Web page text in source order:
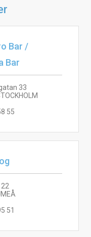
Bar /
Bar
33
55
51